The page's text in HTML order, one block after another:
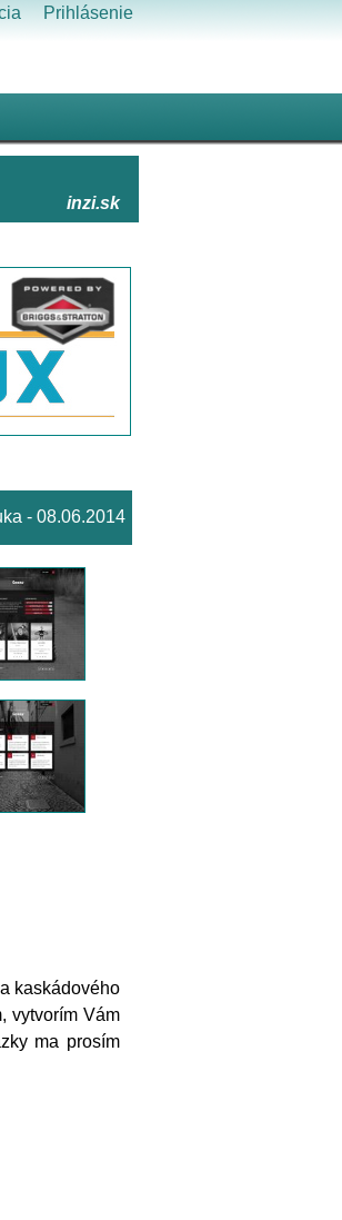
Prihlásenie
inzi.sk
- 08.06.2014
kaskádového
vytvorím Vám
ma prosím